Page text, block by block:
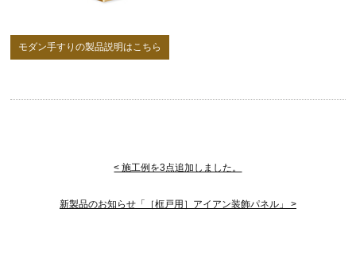
モダン手すりの製品説明はこちら
< 施工例を3点追加しました。
新製品のお知らせ「［框戸用］アイアン装飾パネル」 >